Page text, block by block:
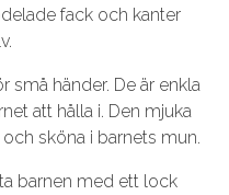
fack och kanter
små händer. De är enkla
att hålla i. Den mjuka
sköna i barnets mun.
barnen med ett lock